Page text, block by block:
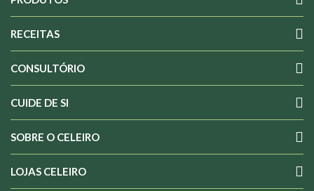
RECEITAS
CONSULTÓRIO
CUIDE DE SI
SOBRE O CELEIRO
LOJAS CELEIRO